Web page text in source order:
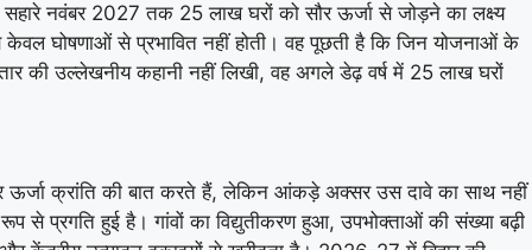
नवंबर 2027 तक 25 लाख घरों को सौर ऊर्जा से जोड़ने का लक्ष्य
केवल घोषणाओं से प्रभावित नहीं होती। वह पूछती है कि जिन योजनाओं के
की उल्लेखनीय कहानी नहीं लिखी, वह अगले डेढ़ वर्ष में 25 लाख घरों
ऊर्जा क्रांति की बात करते हैं, लेकिन आंकड़े अक्सर उस दावे का साथ नहीं
से प्रगति हुई है। गांवों का विद्युतीकरण हुआ, उपभोक्ताओं की संख्या बढ़ी